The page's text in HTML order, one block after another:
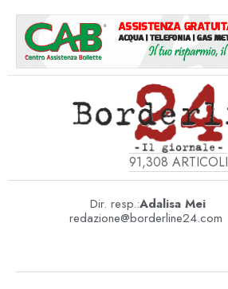
91,308 ARTICOLI
Dir. resp.:Adalisa Mei
redazione@borderline24.com